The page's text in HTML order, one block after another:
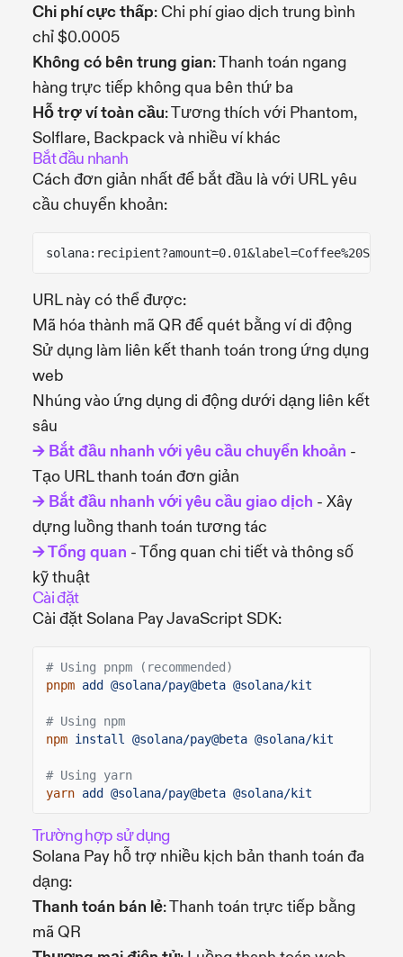
Chi phí cực thấp: Chi phí giao dịch trung bình
chỉ $0.0005
Không có bên trung gian: Thanh toán ngang
hàng trực tiếp không qua bên thứ ba
Hỗ trợ ví toàn cầu: Tương thích với Phantom,
Solflare, Backpack và nhiều ví khác
Bắt đầu nhanh
Cách đơn giản nhất để bắt đầu là với URL yêu
cầu chuyển khoản:
URL này có thể được:
Mã hóa thành mã QR để quét bằng ví di động
Sử dụng làm liên kết thanh toán trong ứng dụng
web
Nhúng vào ứng dụng di động dưới dạng liên kết
sâu
→ Bắt đầu nhanh với yêu cầu chuyển khoản -
Tạo URL thanh toán đơn giản
→ Bắt đầu nhanh với yêu cầu giao dịch - Xây
dựng luồng thanh toán tương tác
→ Tổng quan - Tổng quan chi tiết và thông số
kỹ thuật
Cài đặt
Cài đặt Solana Pay JavaScript SDK:
# Using pnpm (recommended)
pnpm add @solana/pay@beta @solana/kit
# Using npm
npm install @solana/pay@beta @solana/kit
# Using yarn
yarn add @solana/pay@beta @solana/kit
Trường hợp sử dụng
Solana Pay hỗ trợ nhiều kịch bản thanh toán đa
dạng:
Thanh toán bán lẻ: Thanh toán trực tiếp bằng
mã QR